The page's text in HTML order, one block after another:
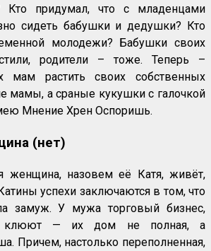
Кто придумал, что с младенцами
сидеть бабушки и дедушки? Кто
молодежи? Бабушки своих
родители – тоже. Теперь –
мам растить своих собственных
мамы, а сраные кукушки с галочкой
Мнение Хрен Оспоришь.
(нет)
женщина, назовем её Катя, живёт,
успехи заключаются в том, что
замуж. У мужа торговый бизнес,
клюют — их дом не полная, а
Причем, настолько переполненная,